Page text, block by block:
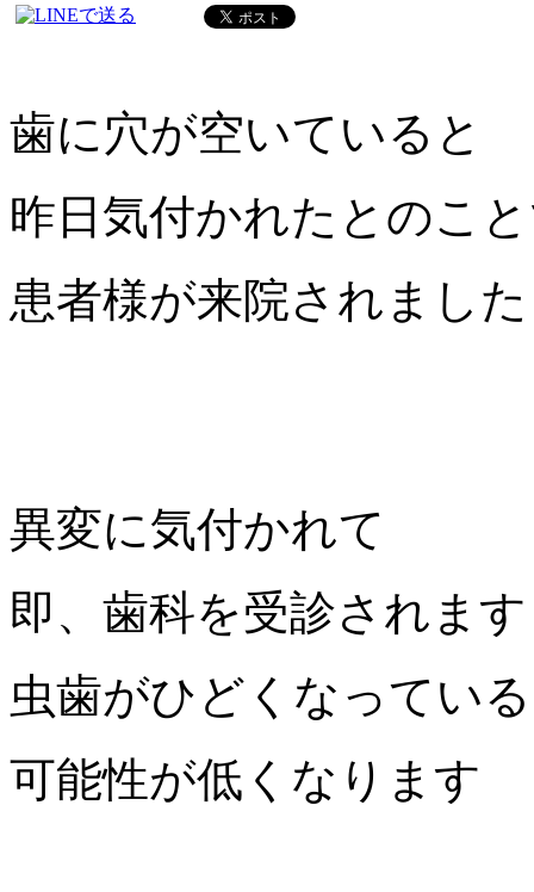
歯に穴が空いていると
昨日気付かれたとのこ
患者様が来院されました
異変に気付かれて
即、歯科を受診されま
虫歯がひどくなっている
可能性が低くなります